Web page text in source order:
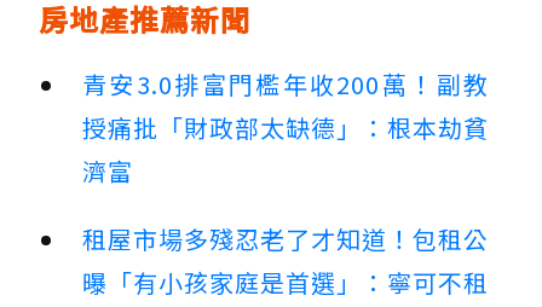
房地產推薦新聞
青安3.0排富門檻年收200萬！副教
授痛批「財政部太缺德」：根本劫貧
濟富
租屋市場多殘忍老了才知道！包租公
曝「有小孩家庭是首選」：寧可不租